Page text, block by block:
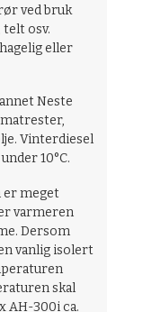
ved bruk
telt osv.
eller
Neste
Vinterdiesel
10°C.
meget
varmeren
Dersom
vanlig isolert
skal
AH-300i ca.